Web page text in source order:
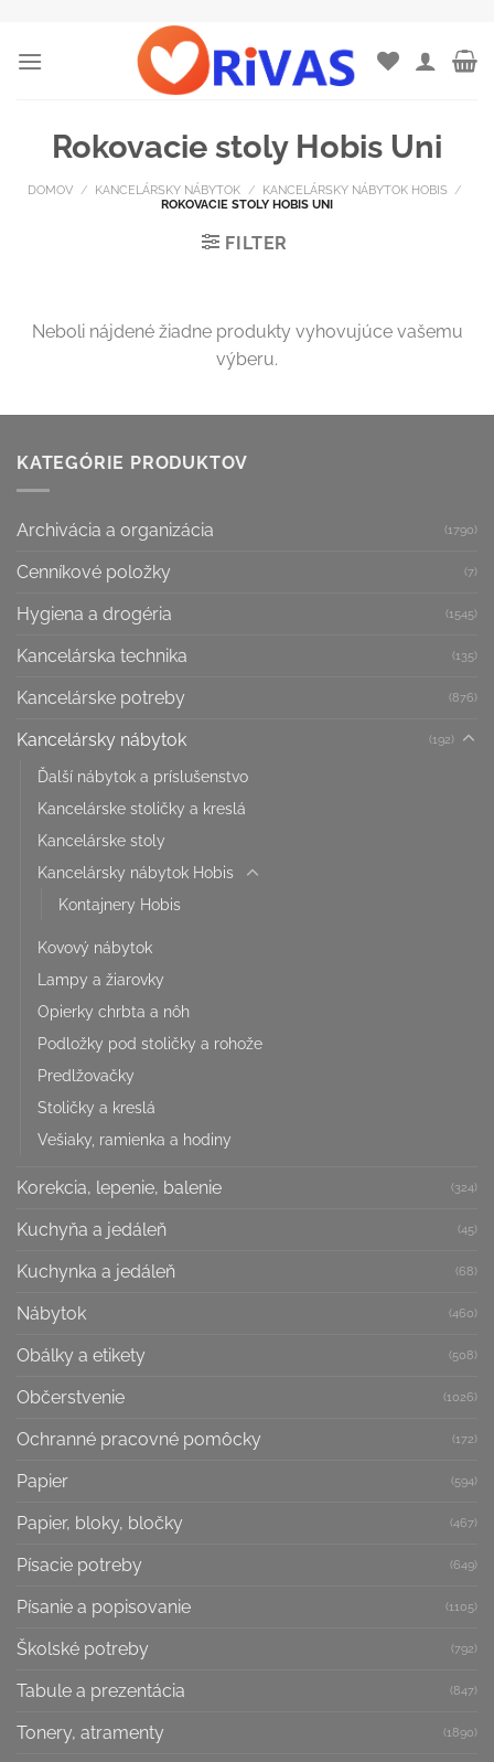
content
Rokovacie stoly Hobis Uni
DOMOV / KANCELÁRSKY NÁBYTOK / KANCELÁRSKY NÁBYTOK HOBIS /
ROKOVACIE STOLY HOBIS UNI
FILTER
Neboli nájdené žiadne produkty vyhovujúce vašemu
výberu.
KATEGÓRIE PRODUKTOV
Archivácia a organizácia (1790)
Cenníkové položky (7)
Hygiena a drogéria (1545)
Kancelárska technika (135)
Kancelárske potreby (876)
Kancelársky nábytok (192)
Ďalší nábytok a príslušenstvo
Kancelárske stoličky a kreslá
Kancelárske stoly
Kancelársky nábytok Hobis
Kontajnery Hobis
Kovový nábytok
Lampy a žiarovky
Opierky chrbta a nôh
Podložky pod stoličky a rohože
Predlžovačky
Stoličky a kreslá
Vešiaky, ramienka a hodiny
Korekcia, lepenie, balenie (324)
Kuchyňa a jedáleň (45)
Kuchynka a jedáleň (68)
Nábytok (460)
Obálky a etikety (508)
Občerstvenie (1026)
Ochranné pracovné pomôcky (172)
Papier (594)
Papier, bloky, bločky (467)
Písacie potreby (649)
Písanie a popisovanie (1105)
Školské potreby (792)
Tabule a prezentácia (847)
Tonery, atramenty (1890)